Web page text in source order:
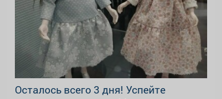
Осталось всего 3 дня! Успейте